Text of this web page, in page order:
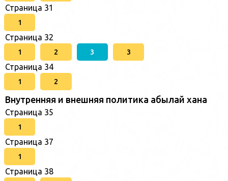
Страница 31
1
Страница 32
1 2 3 3
Страница 34
1 2
Внутренняя и внешняя политика абылай хана
Страница 35
1
Страница 37
1
Страница 38